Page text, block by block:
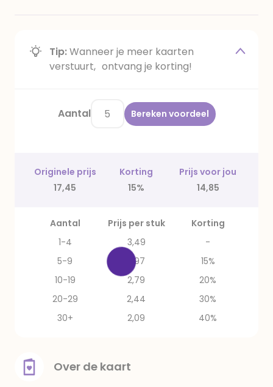
Tip:Wanneer je meer kaarten
verstuurt, ontvang je korting!
Aantal Bereken voordeel
Originele prijs Korting
Prijs voor jou
17,45
15% 14,85
Aantal Prijs per stuk
Korting
1-4
3,49
-
5-9
2,97
15%
10-19
2,79
20%
20-29
2,44
30%
30+
2,09 40%
Over de kaart